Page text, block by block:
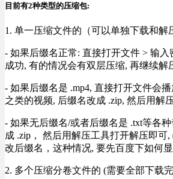
目前有2种类型的压缩包:
1. 单一压缩文件的（可以单独下载和解
- 如果后缀名正常: 直接打开文件 > 输入
成功, 有的情况会有双层压缩, 再继续解
- 如果后缀名是 .mp4, 直接打开文件会
之类的视频, 后缀名改成 .zip, 然后用解
- 如果无后缀名/或者后缀名是 .txt等各
成 .zip， 然后用解压工具打开解压即可
改后缀名，这种情况, 要先百度下如何
2. 多个压缩分卷文件的 (需要全部下载